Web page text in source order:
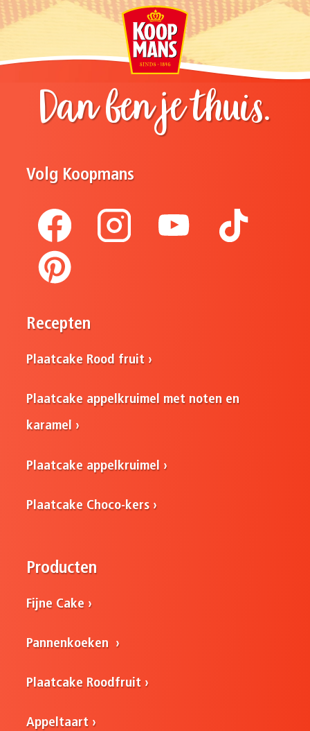
Dan ben je thuis.
Volg Koopmans
Recepten
Plaatcake Rood fruit
Plaatcake appelkruimel met noten en
karamel
Plaatcake appelkruimel
Plaatcake Choco-kers
Producten
Fijne Cake
Pannenkoeken
Plaatcake Roodfruit
Appeltaart